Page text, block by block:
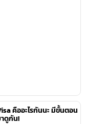
คืออะไรกันนะ มีขั้นตอน
ดูกัน!